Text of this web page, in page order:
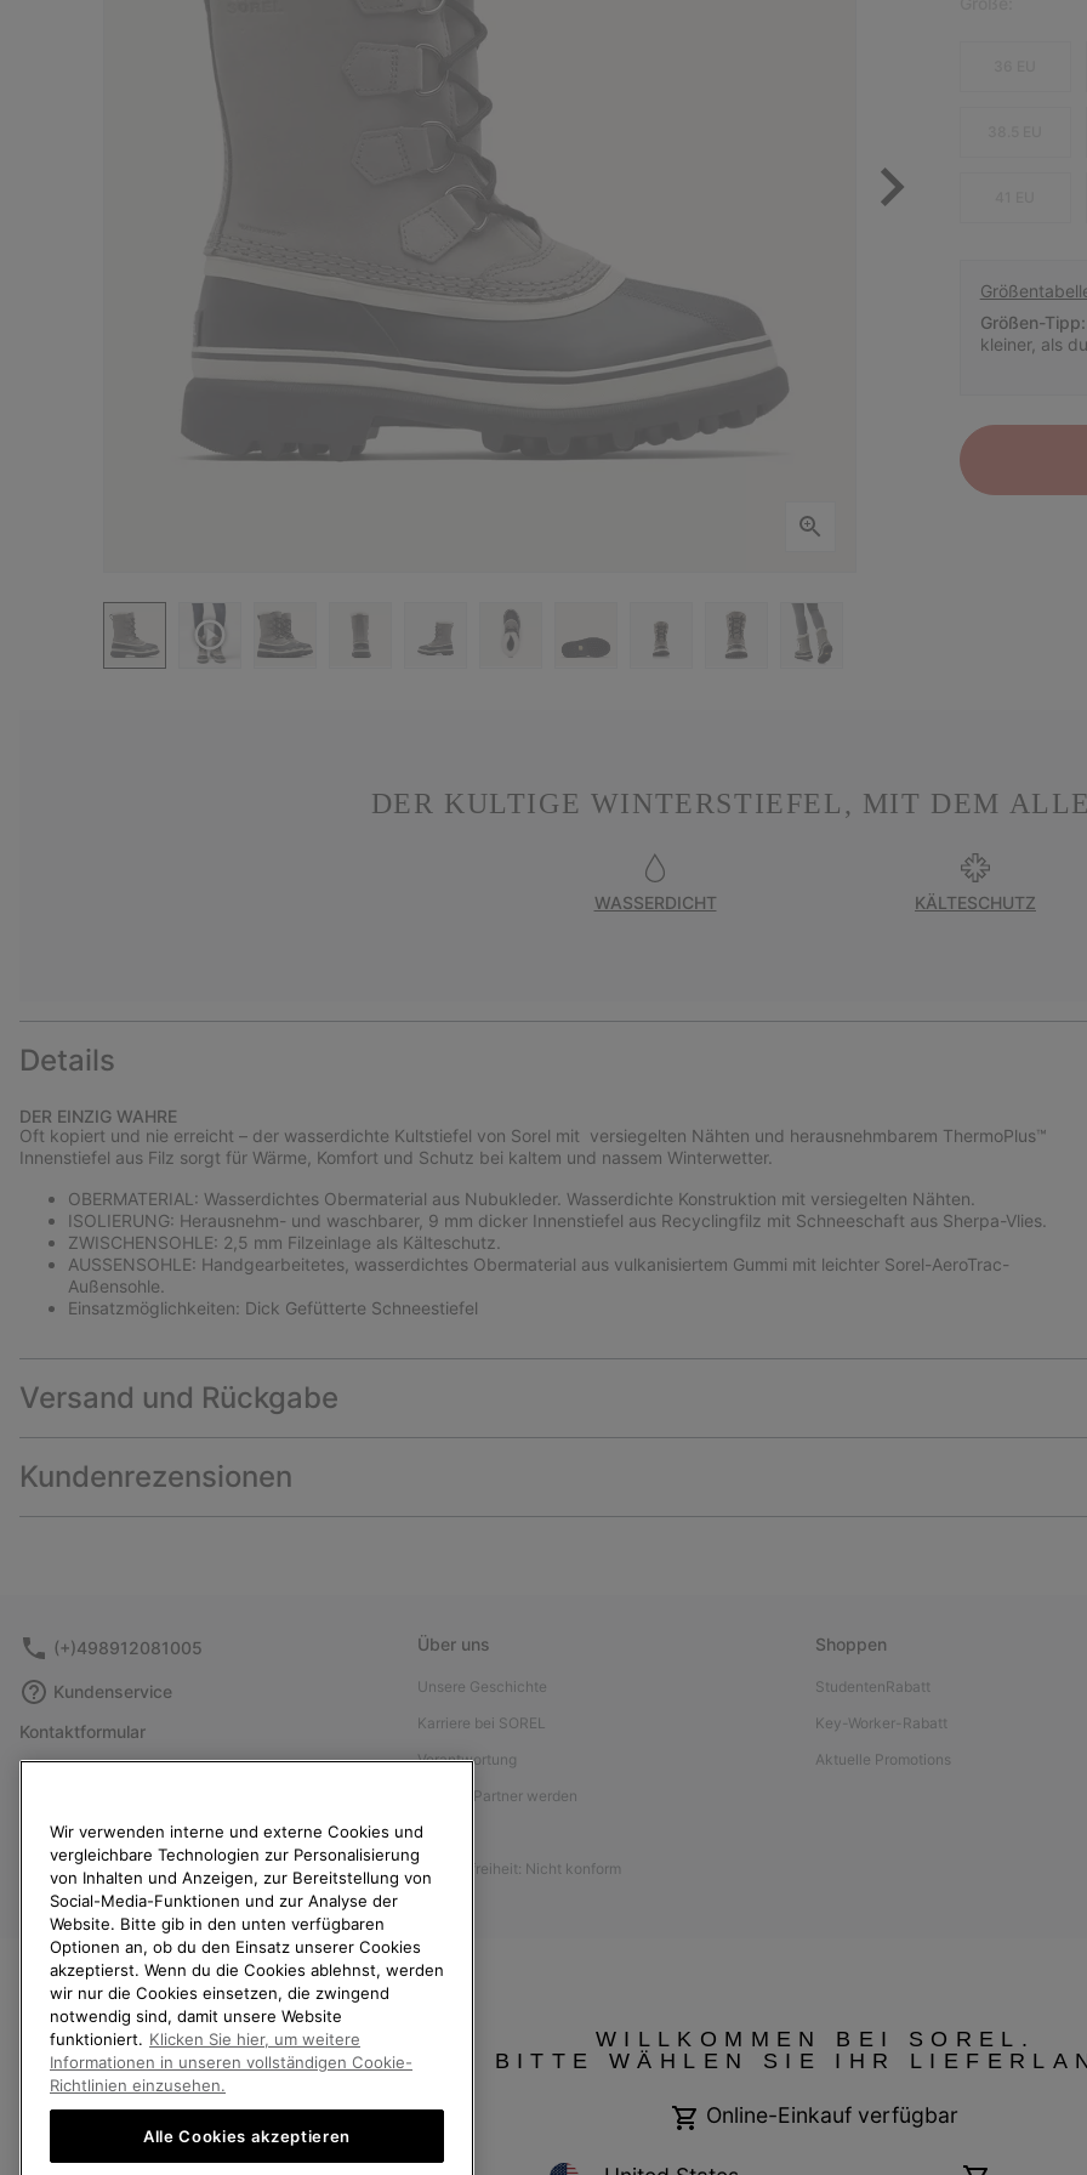
Größen-Tipp:
kleiner, als
DER KULTIGE WINTERSTIEFEL, MIT DEM
WASSERDICHT KÄLTESCHUTZ
Details
DER EINZIG WAHRE
Oft kopiert und nie erreicht – der wasserdichte Kultstiefel von Sorel mit versiegelten Nähten und herausnehmbarem ThermoPlus™
Innenstiefel aus Filz sorgt für Wärme, Komfort und Schutz bei kaltem und nassem Winterwetter.
OBERMATERIAL: Wasserdichtes Obermaterial aus Nubukleder. Wasserdichte Konstruktion mit versiegelten Nähten.
ISOLIERUNG: Herausnehm- und waschbarer, 9 mm dicker Innenstiefel aus Recyclingfilz mit Schneeschaft aus Sherpa-Vlies.
ZWISCHENSOHLE: 2,5 mm Filzeinlage als Kälteschutz.
AUSSENSOHLE: Handgearbeitetes, wasserdichtes Obermaterial aus vulkanisiertem Gummi mit leichter Sorel-AeroTrac-
Außensohle.
Einsatzmöglichkeiten: Dick Gefütterte Schneestiefel
Versand und Rückgabe
Kundenrezensionen
(+)498912081005
Kundenservice
Kontaktformular
Größentabelle
Rücksendungen
Vom Kaufvertrag zurücktreten
Bestellstatus
Versand
Zahlung
Häufig gestellte Fragen
Über uns
Unsere Geschichte
Karriere bei SOREL
Verantwortung
Affiliate Partner werden
Presse
Barrierefreiheit: Nicht konform
Shoppen
StudentenRabatt
Key-Worker-Rabatt
Aktuelle Promotions
Deutschland
WILLKOMMEN BEI SOREL.
BITTE WÄHLEN SIE IHR
Online-Einkauf verfügbar
Wir verwenden interne und externe Cookies und
vergleichbare Technologien zur Personalisierung
von Inhalten und Anzeigen, zur Bereitstellung von
Social-Media-Funktionen und zur Analyse der
Website. Bitte gib in den unten verfügbaren
Optionen an, ob du den Einsatz unserer Cookies
akzeptierst. Wenn du die Cookies ablehnst, werden
wir nur die Cookies einsetzen, die zwingend
notwendig sind, damit unsere Website
funktioniert. Klicken Sie hier, um weitere
Informationen in unseren vollständigen Cookie-
Richtlinien einzusehen.
Alle Cookies akzeptieren